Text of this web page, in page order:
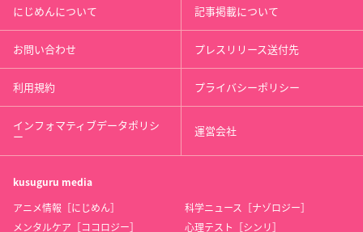
にじめんについて 記事掲載について
お問い合わせ プレスリリース送付先
利用規約 プライバシーポリシー
インフォマティブデータポリシ
ー 運営会社
kusuguru media
アニメ情報［にじめん］
科学ニュース［ナゾロジー］
メンタルケア［ココロジー］
心理テスト［シンリ］